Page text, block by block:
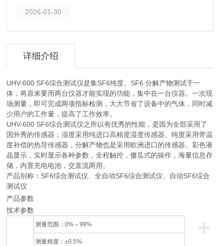
2026-01-30
详细介绍
UHV-600 SF6综合测试仪是集SF6纯度、SF6 分解产物测试于一
体，将原来要用两台仪器才能实现的功能，集中在一台仪器。一次现
场测量，即可完成两项指标检测，大大节省了设备中的气体，同时减
少用户的工作量，提高了工作效率。
UHV-600 SF6综合测试仪之所以有优秀的性能，是因为全部采用了
国外秀的传感器；湿度采用纯进口高精度湿度传感器、纯度采用带温
度补偿的热导传感器，分解产物也是采用欧洲进口的传感器。彩色液
晶显示，实时显示各种参数，全程触控，傻瓜式的操作，海量信息存
储，内置充电电池，交直流两用。
产品别称：SF6综合测试仪、全自动SF6综合测试仪、自动SF6综合
测试仪
产品参数
技术参数
+
测量范围：0%～99%
测量精度：±0.5%